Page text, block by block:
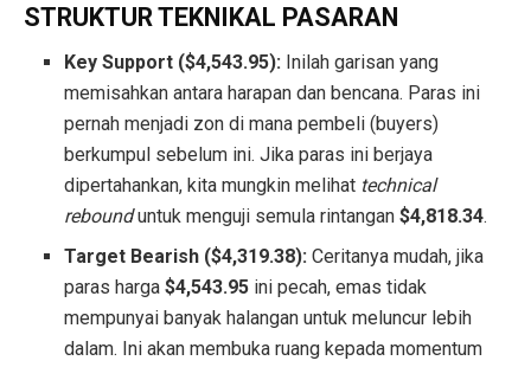
STRUKTUR TEKNIKAL PASARAN
Key Support ($4,543.95): Inilah garisan yang
memisahkan antara harapan dan bencana. Paras ini
pernah menjadi zon di mana pembeli (buyers)
berkumpul sebelum ini. Jika paras ini berjaya
dipertahankan, kita mungkin melihat technical
rebounduntuk menguji semula rintangan$4,818.34.
Target Bearish ($4,319.38): Ceritanya mudah, jika
paras harga $4,543.95 ini pecah, emas tidak
mempunyai banyak halangan untuk meluncur lebih
dalam. Ini akan membuka ruang kepada momentum